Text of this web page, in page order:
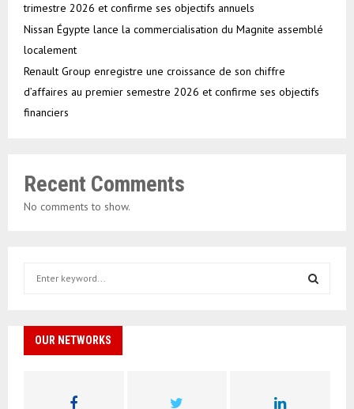
trimestre 2026 et confirme ses objectifs annuels
Nissan Égypte lance la commercialisation du Magnite assemblé
localement
Renault Group enregistre une croissance de son chiffre
d’affaires au premier semestre 2026 et confirme ses objectifs
financiers
Recent Comments
No comments to show.
h
OUR NETWORKS